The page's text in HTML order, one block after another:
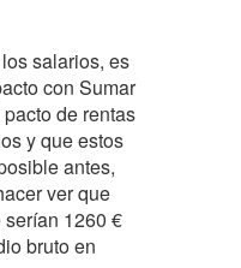
salarios, es
con Sumar
de rentas
y que estos
antes,
ver que
1260 €
bruto en